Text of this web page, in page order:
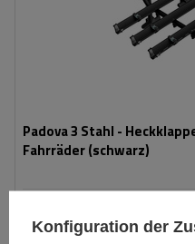
Padova 3 Stahl -
Fahrräder (schwarz)
139,99 € inkl. MwSt
Niedrigster Preis in 30 Tagen vor
Konfiguration der